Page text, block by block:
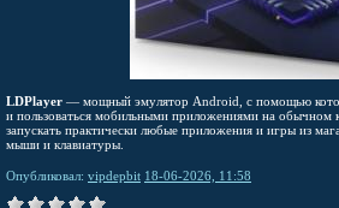
LDPlayer — мощный эмулятор Android, с помощью
и пользоваться мобильными приложениями на обычном
запускать практически любые приложения и игры из
мыши и клавиатуры.
Опубликовал: vipdepbit 18-06-2026, 11:58